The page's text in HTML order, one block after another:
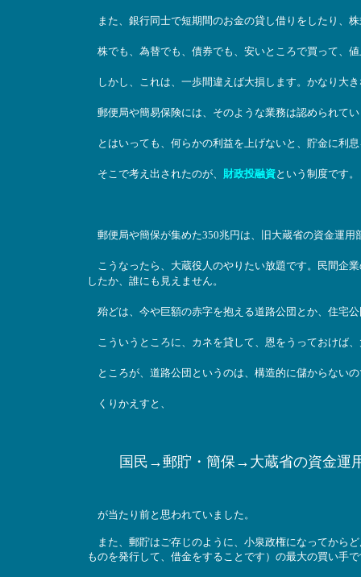
また、銀行同士で短期間のお金の貸し借りをしたり、
株でも、為替でも、債券でも、安いところで買って、
しかし、これは、一歩間違えば大損します。かなり大
郵便局や簡易保険には、そのような業務は認められて
とはいっても、何らかの利益を上げないと、貯金に利
そこで考え出されたのが、 財政投融資という制度です。
郵便局や簡保が集めた350兆円は、旧大蔵省の資金運用
こうなったら、大蔵役人のやりたい放題です。民間企
したか、誰にも見えません。
殆どは、今や巨額の赤字を抱える道路公団とか、住宅
こういうところに、カネを貸して、恩をうっておけば
ところが、道路公団というのは、構造的に儲からない
くりかえすと、
国民→郵貯・簡保→大蔵省の資金運
が当たり前と思われていました。
また、郵貯はご存じのように、小泉政権になってから
ものを発行して、借金をすることです）の最大の買い手